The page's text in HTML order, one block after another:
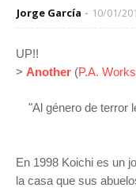
Jorge García 10/01/
UP!!
> Another (P.A. Works
"Al género de terror
En 1998 Koichi es un
la casa que sus